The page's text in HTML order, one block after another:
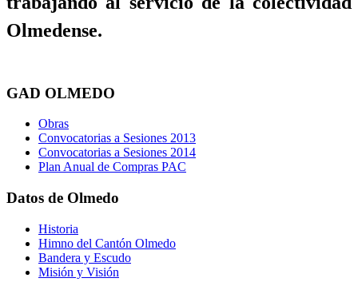
Olmedense.
GAD OLMEDO
Obras
Convocatorias a Sesiones 2013
Convocatorias a Sesiones 2014
Plan Anual de Compras PAC
Datos de Olmedo
Historia
Himno del Cantón Olmedo
Bandera y Escudo
Misión y Visión